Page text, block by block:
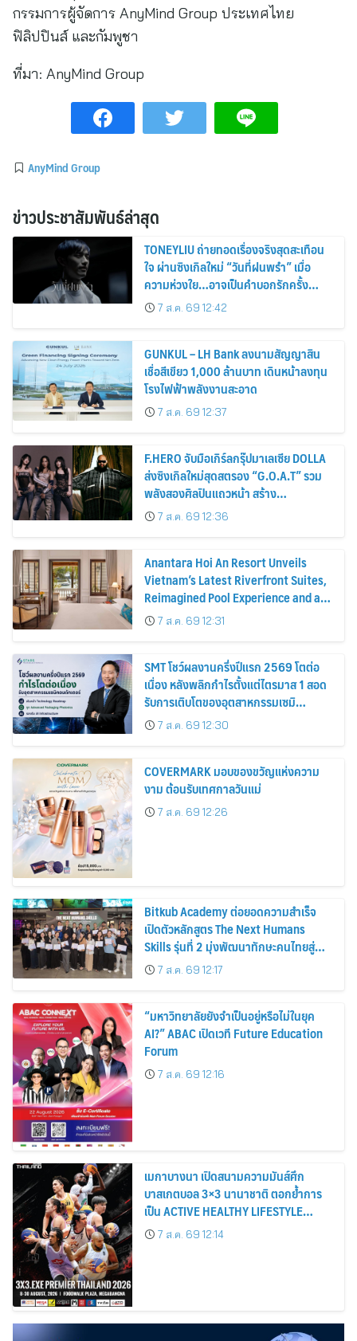
กรรมการผู้จัดการ AnyMind Group ประเทศไทย
ฟิลิปปินส์ และกัมพูชา
ที่มา: AnyMind Group
AnyMind Group
ข่าวประชาสัมพันธ์ล่าสุด
TONEYLIU ถ่ายทอดเรื่องจริงสุดสะเทือน
ใจ ผ่านซิงเกิลใหม่ “วันที่ฝนพรำ” เมื่อ
ความห่วงใย…อาจเป็นคำบอกรักครั้ง
สุดท้าย
7 ส.ค. 69 12:42
GUNKUL – LH Bank ลงนามสัญญาสิน
เชื่อสีเขียว 1,000 ล้านบาท เดินหน้าลงทุน
โรงไฟฟ้าพลังงานสะอาด
7 ส.ค. 69 12:37
F.HERO จับมือเกิร์ลกรุ๊ปมาเลเซีย DOLLA
ส่งซิงเกิลใหม่สุดสตรอง “G.O.A.T” รวม
พลังสองศิลปินแถวหน้า สร้าง
ปรากฏการณ์ใหม่แห่งวงการเพลงอาเซียน
7 ส.ค. 69 12:36
Anantara Hoi An Resort Unveils
Vietnam’s Latest Riverfront Suites,
Reimagined Pool Experience and a
Vibrant New Dining Destination
7 ส.ค. 69 12:31
SMT โชว์ผลงานครึ่งปีแรก 2569 โตต่อ
เนื่อง หลังพลิกกำไรตั้งแต่ไตรมาส 1 สอด
รับการเติบโตของอุตสาหกรรมเซมิ
คอนดักเตอร์
7 ส.ค. 69 12:30
COVERMARK มอบของขวัญแห่งความ
งาม ต้อนรับเทศกาลวันแม่
7 ส.ค. 69 12:26
Bitkub Academy ต่อยอดความสำเร็จ
เปิดตัวหลักสูตร The Next Humans
Skills รุ่นที่ 2 มุ่งพัฒนาทักษะคนไทยสู่
การเป็นคนของอนาคต
7 ส.ค. 69 12:17
“มหาวิทยาลัยยังจำเป็นอยู่หรือไม่ในยุค
AI?” ABAC เปิดเวที Future Education
Forum
7 ส.ค. 69 12:16
เมกาบางนา เปิดสนามความมันส์ศึก
บาสเกตบอล 3×3 นานาชาติ ตอกย้ำการ
เป็น ACTIVE HEALTHY LIFESTYLE
DESTINATION วันที่ 8 – 30 ส.ค. 69 ณ
ฟู้ดวอล์ค พลาซ่า ศูนย์การค้าเมกาบางนา
7 ส.ค. 69 12:14